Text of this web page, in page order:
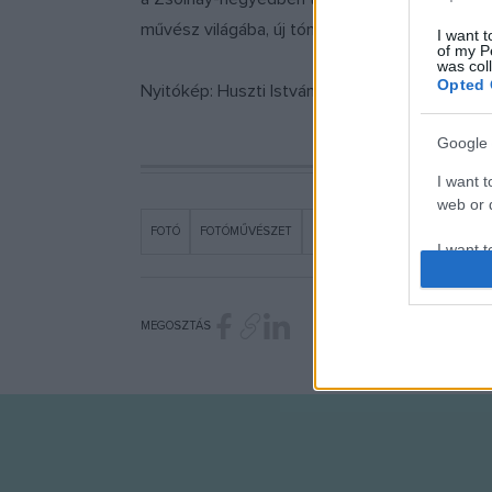
I want
of my
was
Opted
Google
I want
web or
I want
web or
művész világába, új tónusokkal gazdagítja a
Nyitókép: Huszti István:
FOTÓ FOTÓMŰVÉSZET
MEGOSZTÁS